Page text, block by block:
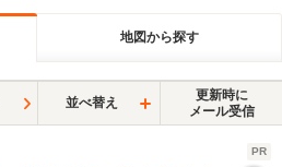
地図から探す
並べ替え
更新時に
メール受信
PR